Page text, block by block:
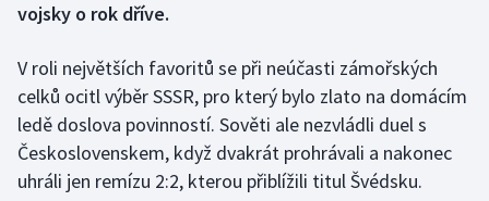
Golf
Gymnastika
Házená
vojsky o rok dříve.
V roli největších favoritů se při neúčasti zámořských
celků ocitl výběr SSSR, pro který bylo zlato na domácím
ledě doslova povinností. Sověti ale nezvládli duel s
Československem, když dvakrát prohrávali a nakonec
uhráli jen remízu 2:2, kterou přiblížili titul Švédsku.